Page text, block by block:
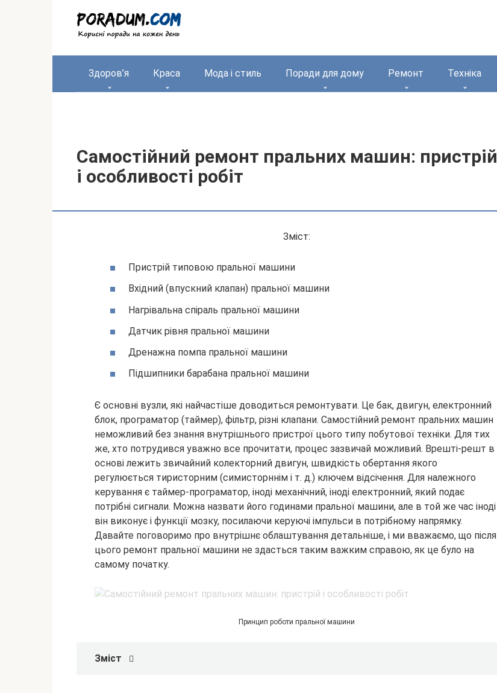
Здоров’я Краса Мода і стиль Поради для дому Ремонт Техніка
Самостійний ремонт пральних машин: пристрій
і особливості робіт
Зміст:
Пристрій типовою пральної машини
Вхідний (впускний клапан) пральної машини
Нагрівальна спіраль пральної машини
Датчик рівня пральної машини
Дренажна помпа пральної машини
Підшипники барабана пральної машини
Є основні вузли, які найчастіше доводиться ремонтувати. Це бак, двигун, електронний
блок, програматор (таймер), фільтр, різні клапани. Самостійний ремонт пральних машин
неможливий без знання внутрішнього пристрої цього типу побутової техніки. Для тих
же, хто потрудився уважно все прочитати, процес зазвичай можливий. Врешті-решт в
основі лежить звичайний колекторний двигун, швидкість обертання якого
регулюється тиристорним (симисторннім і т. д.) ключем відсічення. Для належного
керування є таймер-програматор, іноді механічний, іноді електронний, який подає
потрібні сигнали. Можна назвати його годинами пральної машини, але в той же час іноді
він виконує і функції мозку, посилаючи керуючі імпульси в потрібному напрямку.
Давайте поговоримо про внутрішнє облаштування детальніше, і ми вважаємо, що після
цього ремонт пральної машини не здасться таким важким справою, як це було на
самому початку.
Принцип роботи пральної машини
Зміст